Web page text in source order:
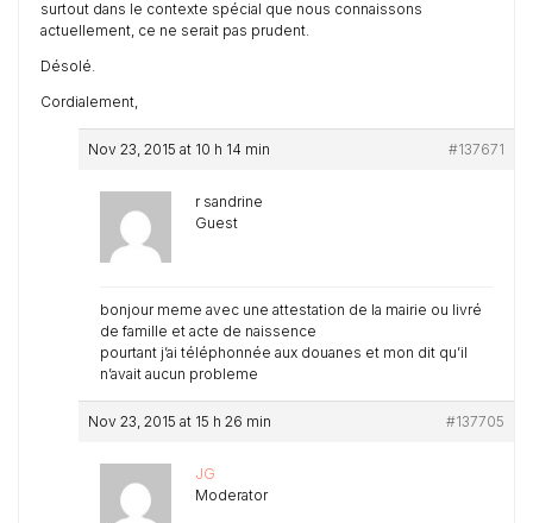
surtout dans le contexte spécial que nous connaissons
actuellement, ce ne serait pas prudent.
Désolé.
Cordialement,
Nov 23, 2015 at 10 h 14 min #137671
r sandrine
Guest
bonjour meme avec une attestation de la mairie ou livré
de famille et acte de naissence
pourtant j’ai téléphonnée aux douanes et mon dit qu’il
n’avait aucun probleme
Nov 23, 2015 at 15 h 26 min #137705
JG
Moderator